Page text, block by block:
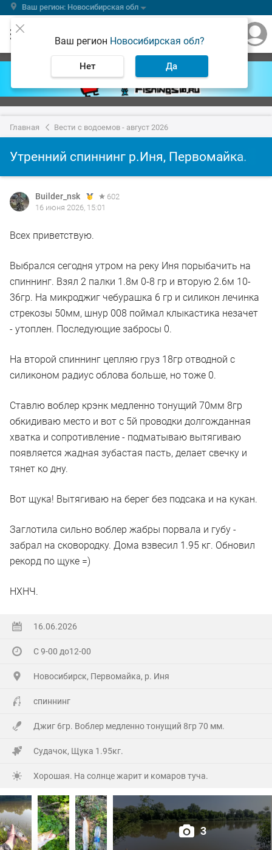
Ваш регион: Новосибирская обл
Ваш регион Новосибирская обл?
Нет Да
Главная Вести с водоемов - август 2026
Утренний спиннинг р.Иня, Первомайка.
Builder_nsk
602
16 июня 2026, 15:01
Всех приветствую.
Выбрался сегодня утром на реку Иня порыбачить на
спиннинг. Взял 2 палки 1.8м 0-8 гр и вторую 2.6м 10-
36гр. На микроджиг чебурашка 6 гр и силикон лечинка
стрекозы 50мм, шнур 008 поймал клыкастика незачет
- утоплен. Последующие забросы 0.
На второй спиннинг цепляю груз 18гр отводной с
силиконом радиус облова больше, но тоже 0.
Ставлю воблер крэнк медленно тонущий 70мм 8гр
обкидиваю место и вот с 5й проводки долгожданная
хватка и сопротивление - подматываю вытягиваю
появляется жадная зубастая пасть, делает свечку и
тянет ко дну.
Вот щука! Вытягиваю на берег без подсака и на кукан.
Заглотила сильно воблер жабры порвала и губу -
забрал на сковородку. Дома взвесил 1.95 кг. Обновил
рекорд по щуке =)
НХНЧ.
16.06.2026
С 9-00 до12-00
Новосибирск, Первомайка, р. Иня
спиннинг
Джиг 6гр. Воблер медленно тонущий 8гр 70 мм.
Судачок, Щука 1.95кг.
Хорошая. На солнце жарит и комаров туча.
3